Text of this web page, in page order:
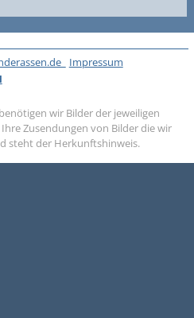
Impressum
wir Bilder der jeweiligen
Zusendungen von Bilder die wir
steht der Herkunftshinweis.